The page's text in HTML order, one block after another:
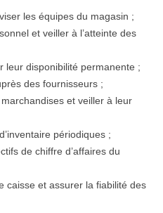
les équipes du magasin ;
et veiller à l’atteinte des
leur disponibilité permanente ;
des fournisseurs ;
et veiller à leur
périodiques ;
de chiffre d’affaires du
caisse et assurer la fiabilité des